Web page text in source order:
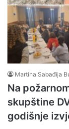
Martina Sabađija
Na
skupštine
godišnje